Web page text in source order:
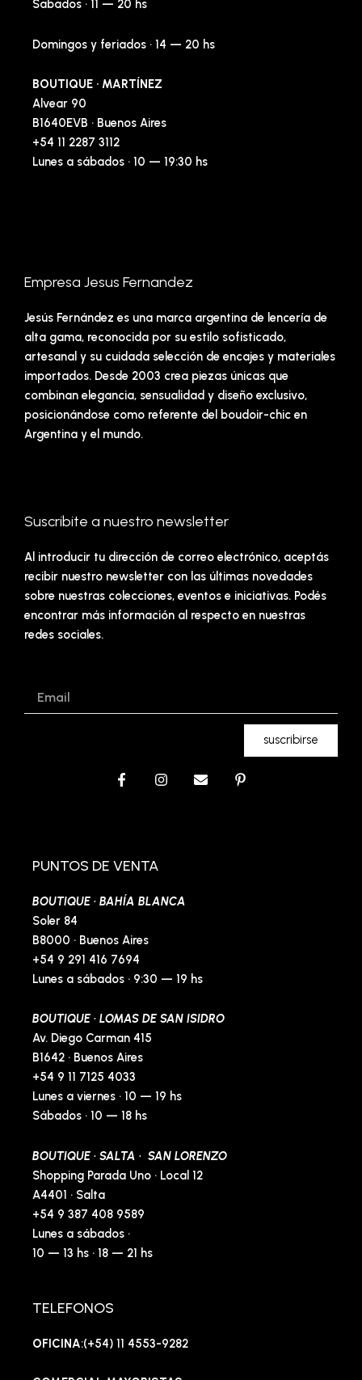
Sabados · 11 — 20 hs
Domingos y feriados · 14 — 20 hs
BOUTIQUE · MARTÍNEZ
Alvear 90
B1640EVB · Buenos Aires
+54 11 2287 3112
Lunes a sábados · 10 — 19:30 hs
Empresa Jesus Fernandez
Jesús Fernández es una marca argentina de lencería de
alta gama, reconocida por su estilo sofisticado,
artesanal y su cuidada selección de encajes y materiales
importados. Desde 2003 crea piezas únicas que
combinan elegancia, sensualidad y diseño exclusivo,
posicionándose como referente del boudoir-chic en
Argentina y el mundo.
Suscribite a nuestro newsletter
Al introducir tu dirección de correo electrónico, aceptás
recibir nuestro newsletter con las últimas novedades
sobre nuestras colecciones, eventos e iniciativas. Podés
encontrar más información al respecto en nuestras
redes sociales.
suscribirse
F
a
o
k
f
I
E
P
PUNTOS DE VENTA
BOUTIQUE · BAHÍA BLANCA
Soler 84
B8000 · Buenos Aires
+54 9 291 416 7694
Lunes a sábados · 9:30 — 19 hs
BOUTIQUE · LOMAS DE SAN ISIDRO
Av. Diego Carman 415
B1642 · Buenos Aires
+54 9 11 7125 4033
Lunes a viernes · 10 — 19 hs
Sábados · 10 — 18 hs
BOUTIQUE · SALTA · SAN LORENZO
Shopping Parada Uno · Local 12
A4401 · Salta
+54 9 387 408 9589
Lunes a sábados ·
10 — 13 hs · 18 — 21 hs
TELEFONOS
OFICINA:(+54) 11 4553-9282